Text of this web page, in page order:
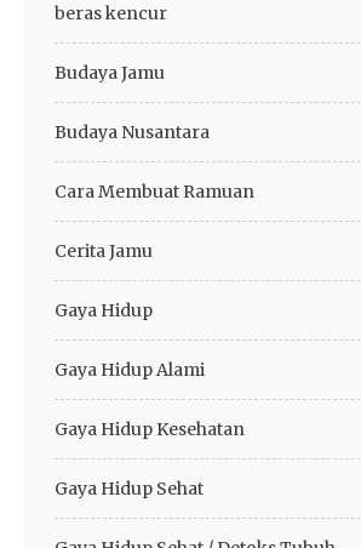
beras kencur
Budaya Jamu
Budaya Nusantara
Cara Membuat Ramuan
Cerita Jamu
Gaya Hidup
Gaya Hidup Alami
Gaya Hidup Kesehatan
Gaya Hidup Sehat